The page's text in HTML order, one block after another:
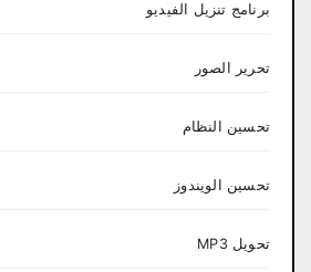
برنامج تنزيل الفيديو
تحرير الصور
تحسين النظام
تحسين الويندوز
تحويل MP3